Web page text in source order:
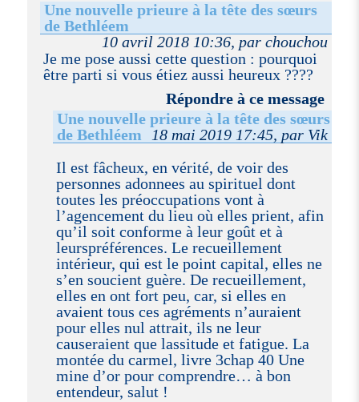
Une nouvelle prieure à la tête des sœurs
de Bethléem
10 avril 2018 10:36, par chouchou
Je me pose aussi cette question : pourquoi
être parti si vous étiez aussi heureux ????
Répondre à ce message
Une nouvelle prieure à la tête des sœurs
de Bethléem 18 mai 2019 17:45, par Vik
Il est fâcheux, en vérité, de voir des
personnes adonnees au spirituel dont
toutes les préoccupations vont à
l’agencement du lieu où elles prient, afin
qu’il soit conforme à leur goût et à
leurspréférences. Le recueillement
intérieur, qui est le point capital, elles ne
s’en soucient guère. De recueillement,
elles en ont fort peu, car, si elles en
avaient tous ces agréments n’auraient
pour elles nul attrait, ils ne leur
causeraient que lassitude et fatigue. La
montée du carmel, livre 3chap 40 Une
mine d’or pour comprendre… à bon
entendeur, salut !